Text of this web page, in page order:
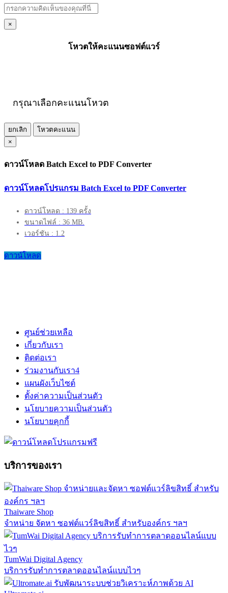
×
โหวตให้คะแนนซอฟต์แวร์
กรุณาเลือกคะแนนโหวต
ยกเลิก
โหวตคะแนน
×
ดาวน์โหลด Batch Excel to PDF Converter
ดาวน์โหลดโปรแกรม Batch Excel to PDF Converter
ดาวน์โหลด : 139 ครั้ง
ขนาดไฟล์ : 36 MB.
เวอร์ชัน : 1.2
ดาวน์โหลด
ศูนย์ช่วยเหลือ
เกี่ยวกับเรา
ติดต่อเรา
ร่วมงานกับเรา4
แผนผังเว็บไซต์
ตั้งค่าความเป็นส่วนตัว
นโยบายความเป็นส่วนตัว
นโยบายคุกกี้
บริการของเรา
Thaiware Shop
จำหน่าย จัดหา ซอฟต์แวร์ลิขสิทธิ์ สำหรับองค์กร ฯลฯ
TumWai Digital Agency
บริการรับทำการตลาดออนไลน์แบบไวๆ